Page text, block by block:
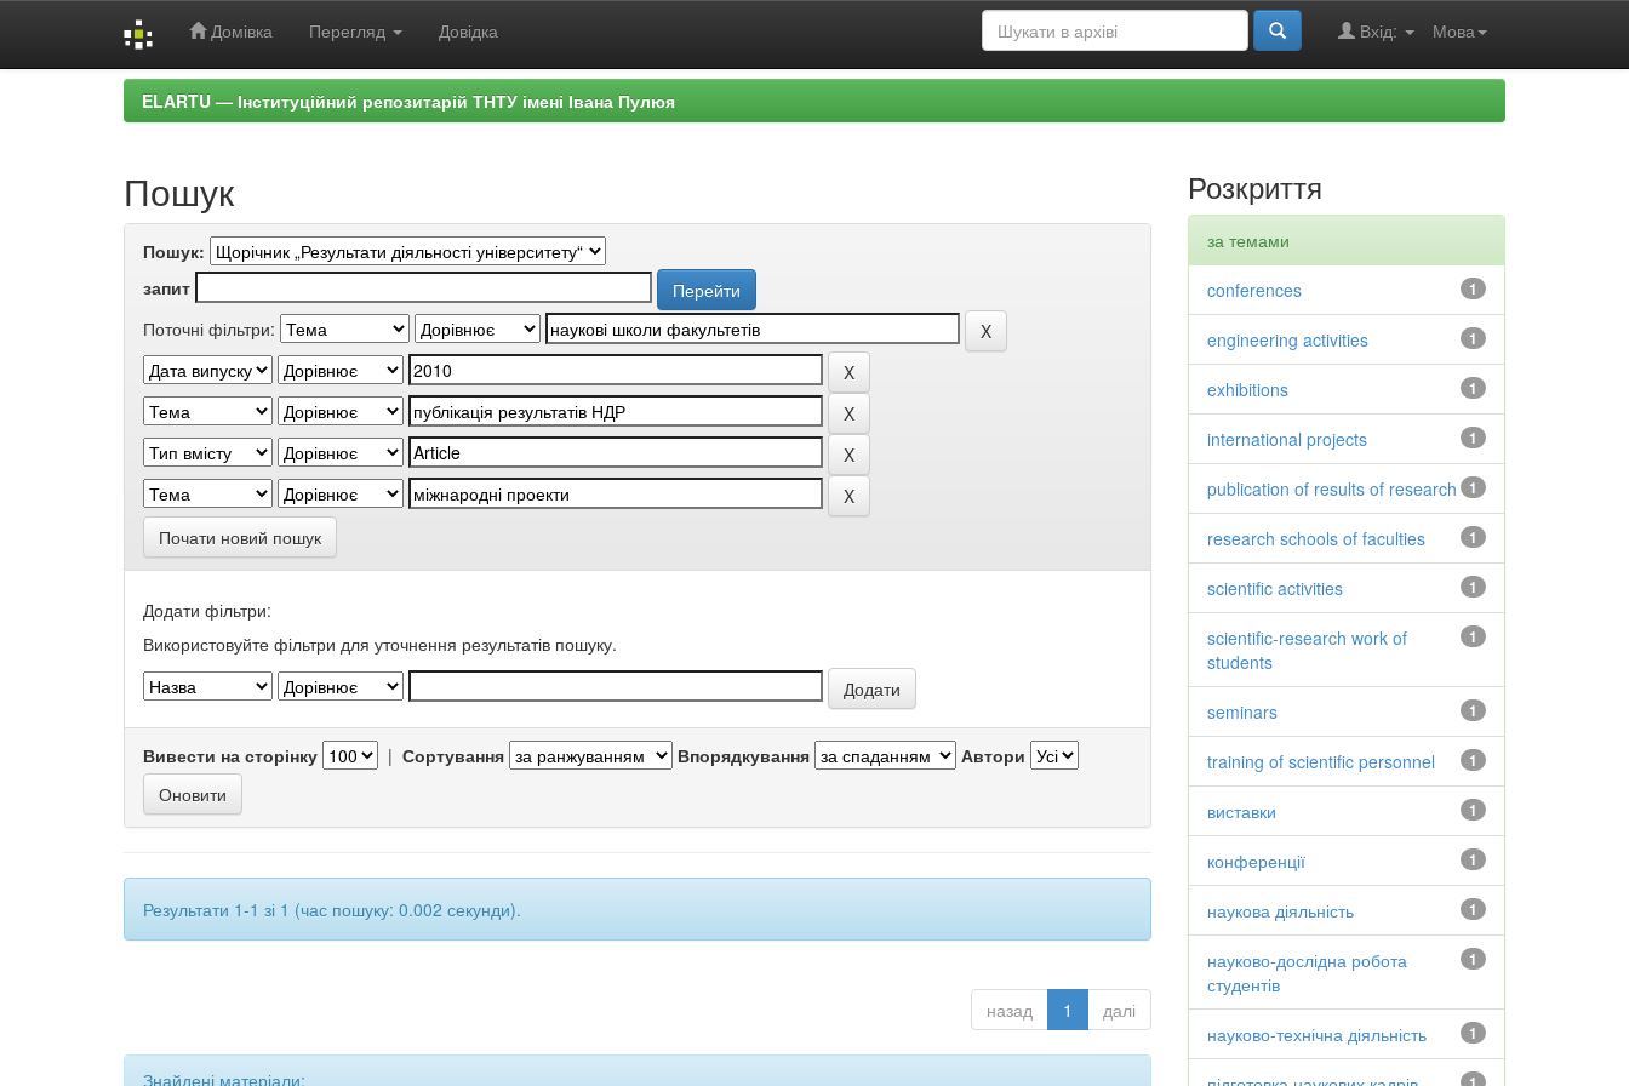
Домівка Перегляд Довідка Мова
Вхід:
ELARTU — Інституційний репозитарій ТНТУ імені Івана Пулюя
Пошук
Пошук:
запит
Поточні фільтри:
Почати новий пошук
Додати фільтри:
Використовуйте фільтри для уточнення результатів пошуку.
Вивести на сторінку | Сортування Впорядкування Автори
Результати 1-1 зі 1 (час пошуку: 0.002 секунди).
назад 1 далі
Знайдені матеріали:
Розкриття
за темами
1
conferences
1
engineering activities
1
exhibitions
1
international projects
1
publication of results of research
1
research schools of faculties
1
scientific activities
1
scientific-research work of
students
1
seminars
1
training of scientific personnel
1
виставки
1
конференції
1
наукова діяльність
1
науково-дослідна робота
студентів
1
науково-технічна діяльність